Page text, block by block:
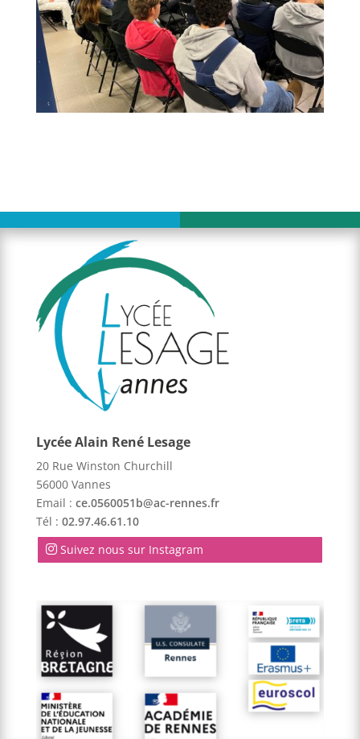
Lycée Alain René Lesage
20 Rue Winston Churchill
56000 Vannes
Email : ce.0560051b@ac-rennes.fr
Tél : 02.97.46.61.10
Suivez nous sur Instagram